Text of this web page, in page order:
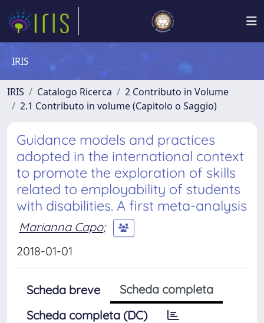
IRIS
IRIS Catalogo Ricerca
2 Contributo in Volume
2.1 Contributo in volume (Capitolo o Saggio)
Guidance models and practices
adopted in the international context
to promote the exploration of skills
related to employability of students
with disabilities. A first meta-analysis
Marianna Capo;
2018-01-01
Scheda breve
Scheda completa
Scheda completa (DC)